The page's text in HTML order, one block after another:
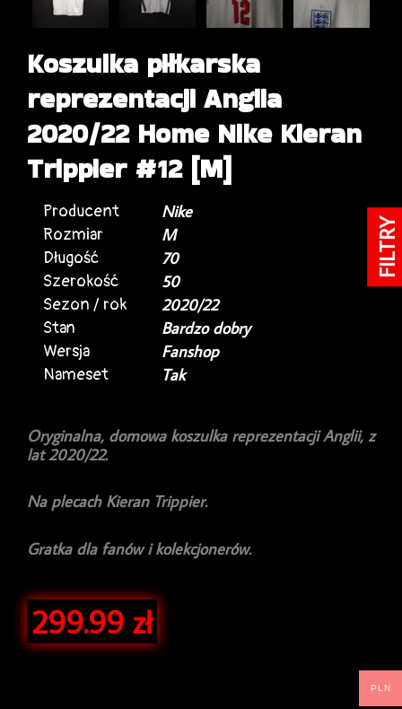
Koszulka piłkarska
reprezentacji Anglia
2020/22 Home Nike Kieran
Trippier #12 [M]
Producent
Nike
Rozmiar
M
Długość
70
Szerokość
50
Sezon / rok
2020/22
Stan
Bardzo dobry
Wersja
Fanshop
Nameset
Tak
Oryginalna, domowa koszulka reprezentacji Anglii, z
lat 2020/22.
Na plecach Kieran Trippier.
Gratka dla fanów i kolekcjonerów.
299.99 zł
PLN
FILTRY